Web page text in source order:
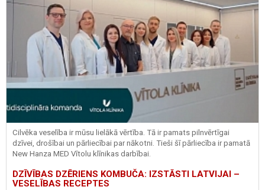
Cilvēka veselība ir mūsu lielākā vērtība. Tā ir pamats pilnvērtīgai
dzīvei, drošībai un pārliecībai par nākotni. Tieši šī pārliecība ir pamatā
New Hanza MED Vītolu klīnikas darbībai.
DZĪVĪBAS DZĒRIENS KOMBUČA: IZSTĀSTI LATVIJAI –
VESELĪBAS RECEPTES